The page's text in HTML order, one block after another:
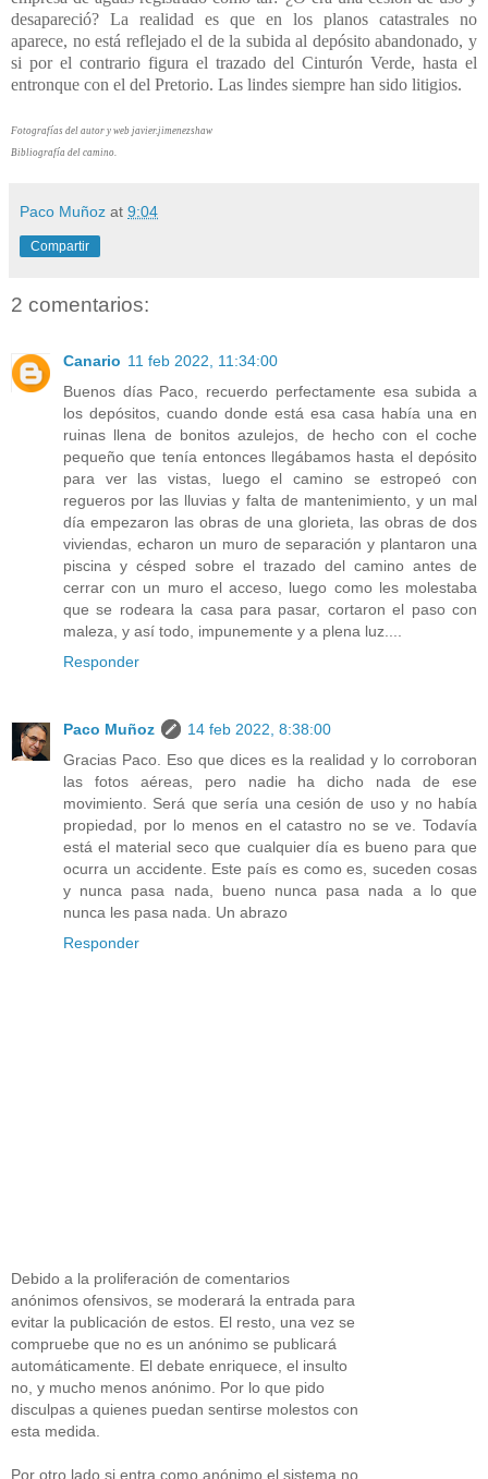
desapareció? La realidad es que en los planos catastrales no
aparece, no está reflejado el de la subida al depósito abandonado, y
si por el contrario figura el trazado del Cinturón Verde, hasta el
entronque con el del Pretorio. Las lindes siempre han sido litigios.
Fotografías del autor y web javier.jimenezshaw
Bibliografía del camino.
Paco Muñoz at 9:04
Compartir
2 comentarios:
Canario 11 feb 2022, 11:34:00
Buenos días Paco, recuerdo perfectamente esa subida a
los depósitos, cuando donde está esa casa había una en
ruinas llena de bonitos azulejos, de hecho con el coche
pequeño que tenía entonces llegábamos hasta el depósito
para ver las vistas, luego el camino se estropeó con
regueros por las lluvias y falta de mantenimiento, y un mal
día empezaron las obras de una glorieta, las obras de dos
viviendas, echaron un muro de separación y plantaron una
piscina y césped sobre el trazado del camino antes de
cerrar con un muro el acceso, luego como les molestaba
que se rodeara la casa para pasar, cortaron el paso con
maleza, y así todo, impunemente y a plena luz....
Responder
Paco Muñoz
14 feb 2022, 8:38:00
Gracias Paco. Eso que dices es la realidad y lo corroboran
las fotos aéreas, pero nadie ha dicho nada de ese
movimiento. Será que sería una cesión de uso y no había
propiedad, por lo menos en el catastro no se ve. Todavía
está el material seco que cualquier día es bueno para que
ocurra un accidente. Este país es como es, suceden cosas
y nunca pasa nada, bueno nunca pasa nada a lo que
nunca les pasa nada. Un abrazo
Responder
Debido a la proliferación de comentarios
anónimos ofensivos, se moderará la entrada para
evitar la publicación de estos. El resto, una vez se
compruebe que no es un anónimo se publicará
automáticamente. El debate enriquece, el insulto
no, y mucho menos anónimo. Por lo que pido
disculpas a quienes puedan sentirse molestos con
esta medida.
Por otro lado si entra como anónimo el sistema no